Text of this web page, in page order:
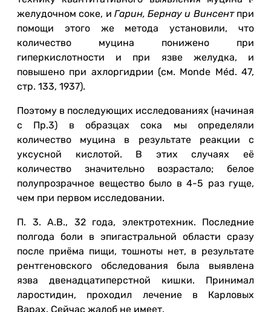
желудочном соке, и Гарин, Бернау и Винсент при
помощи этого же метода установили, что
количество муцина понижено при
гиперкислотности и при язве желудка, и
повышено при ахлоргидрии (см. Monde Méd. 47,
стр. 133, 1937).
Поэтому в последующих исследованиях (начиная
с Пр.3) в образцах сока мы определяли
количество муцина в результате реакции с
уксусной кислотой. В этих случаях её
количество значительно возрастало; белое
полупрозрачное вещество было в 4-5 раз гуще,
чем при первом исследовании.
П. 3. А.В., 32 года, электротехник. Последние
полгода боли в эпигастральной области сразу
после приёма пищи, тошноты нет, в результате
рентгеновского обследования была выявлена
язва двенадцатиперстной кишки. Принимал
ларостидин, проходил лечение в Карловых
Варах. Сейчас жалоб не имеет.